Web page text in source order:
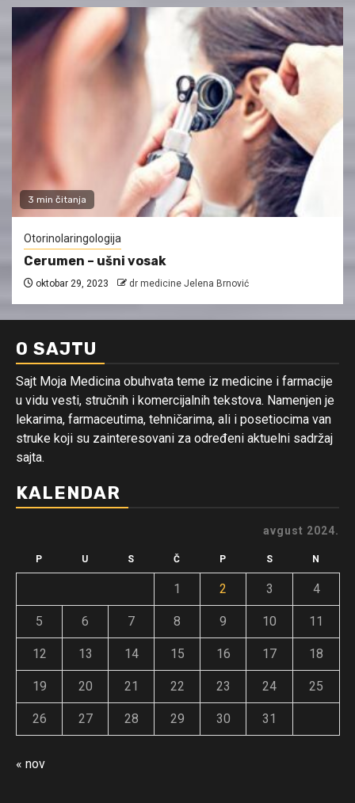
3 min čitanja
Otorinolaringologija
Cerumen – ušni vosak
oktobar 29, 2023 dr medicine Jelena Brnović
O SAJTU
Sajt Moja Medicina obuhvata teme iz medicine i farmacije
u vidu vesti, stručnih i komercijalnih tekstova. Namenjen je
lekarima, farmaceutima, tehničarima, ali i posetiocima van
struke koji su zainteresovani za određeni aktuelni sadržaj
sajta.
KALENDAR
avgust 2024.
P U S Č P S N
1 2 3 4
5 6 7 8 9 10 11
12 13 14 15 16 17 18
19 20 21 22 23 24 25
26 27 28 29 30 31
« nov